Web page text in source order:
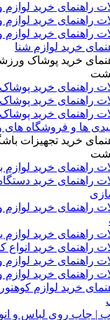
راهنمای خرید لوازم
راهنمای خرید
راهنمای خرید
خرید لوازم شنا
خرید پوشاک
راهنمای خرید
راهنمای خرید
راهنمای خرید
ها و فروشگاه های
خرید تجهیزات
راهنمای خرید لوازم
راهنمای خرید
راهنمای خرید
راهنمای خرید لوازم
راهنمای خرید
راهنمای خرید
راهنمای خرید
خرید لوازم
| چاپ روی لباس و